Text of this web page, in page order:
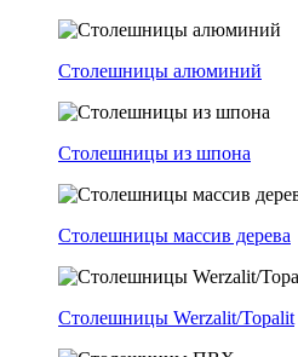
Столешницы алюминий
Столешницы из шпона
Столешницы массив дерева
Столешницы Werzalit/Topalit